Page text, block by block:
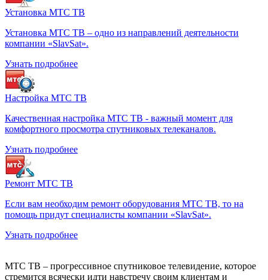
Установка МТС ТВ
Установка МТС ТВ – одно из направлений деятельности
компании «SlavSat».
Узнать подробнее
Настройка МТС ТВ
Качественная настройка МТС ТВ - важный момент для
комфортного просмотра спутниковых телеканалов.
Узнать подробнее
Ремонт МТС ТВ
Если вам необходим ремонт оборудования МТС ТВ, то на
помощь придут специалисты компании «SlavSat».
Узнать подробнее
МТС ТВ – прогрессивное спутниковое телевидение, которое
стремится всячески идти навстречу своим клиентам и